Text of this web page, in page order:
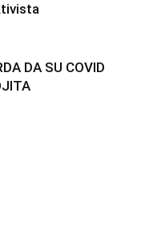
DA SU COVID